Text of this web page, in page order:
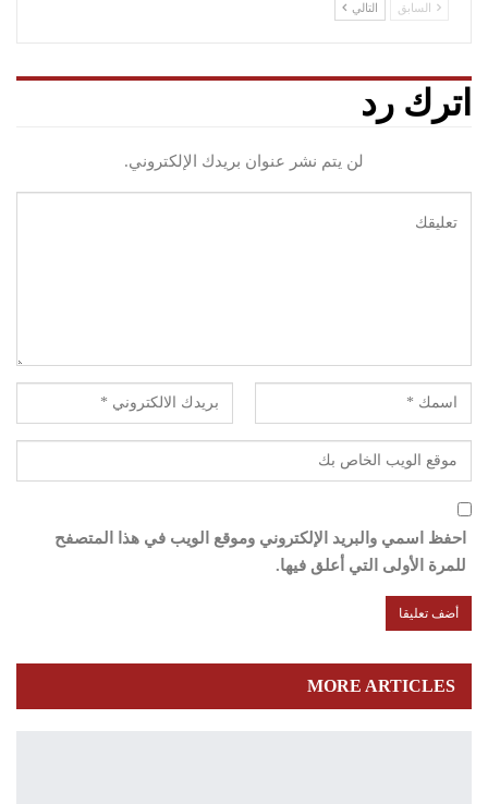
السابق التالي
اترك رد
لن يتم نشر عنوان بريدك الإلكتروني.
احفظ اسمي والبريد الإلكتروني وموقع الويب في هذا المتصفح
للمرة الأولى التي أعلق فيها.
MORE ARTICLES